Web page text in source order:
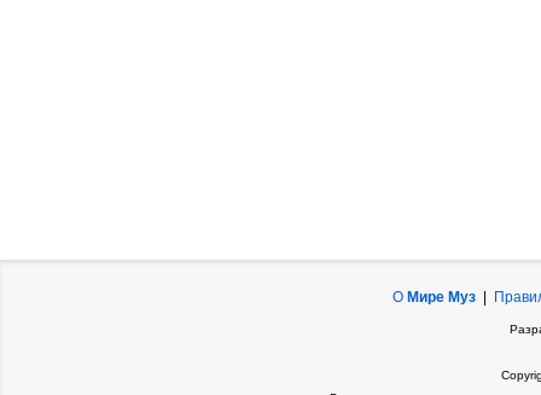
О Мире Муз|